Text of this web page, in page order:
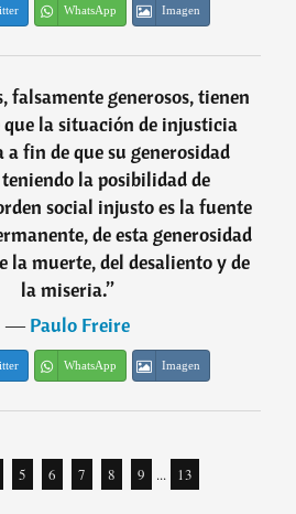
WhatsApp Imagen
falsamente generosos, tienen
que la situación de injusticia
a fin de que su generosidad
la posibilidad de
social injusto es la fuente
de esta generosidad
la muerte, del desaliento y de
la miseria.”
―Paulo Freire
WhatsApp Imagen
5 6 7 8 9 ... 13